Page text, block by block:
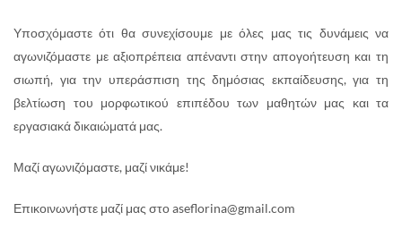
Υποσχόμαστε ότι θα συνεχίσουμε με όλες μας τις δυνάμεις να
αγωνιζόμαστε με αξιοπρέπεια απέναντι στην απογοήτευση και τη
σιωπή, για την υπεράσπιση της δημόσιας εκπαίδευσης, για τη
βελτίωση του μορφωτικού επιπέδου των μαθητών μας και τα
εργασιακά δικαιώματά μας.
Μαζί αγωνιζόμαστε, μαζί νικάμε!
Επικοινωνήστε μαζί μας στο aseflorina@gmail.com